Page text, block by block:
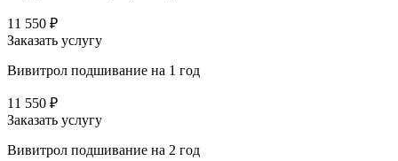
11 550 ₽
Заказать услугу
Вивитрол подшивание на 1 год
11 550 ₽
Заказать услугу
Вивитрол подшивание на 2 год